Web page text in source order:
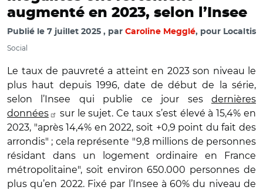
augmenté en 2023, selon l’Insee
Publié le 7 juillet 2025 par Caroline Megglé, pour Localtis
Social
Le taux de pauvreté a atteint en 2023 son niveau le
plus haut depuis 1996, date de début de la série,
selon l’Insee qui publie ce jour ses dernières
données
sur le sujet. Ce taux s’est élevé à 15,4% en
2023, "après 14,4% en 2022, soit +0,9 point du fait des
arrondis" ; cela représente "9,8 millions de personnes
résidant dans un logement ordinaire en France
métropolitaine", soit environ 650.000 personnes de
plus qu’en 2022. Fixé par l’Insee à 60% du niveau de